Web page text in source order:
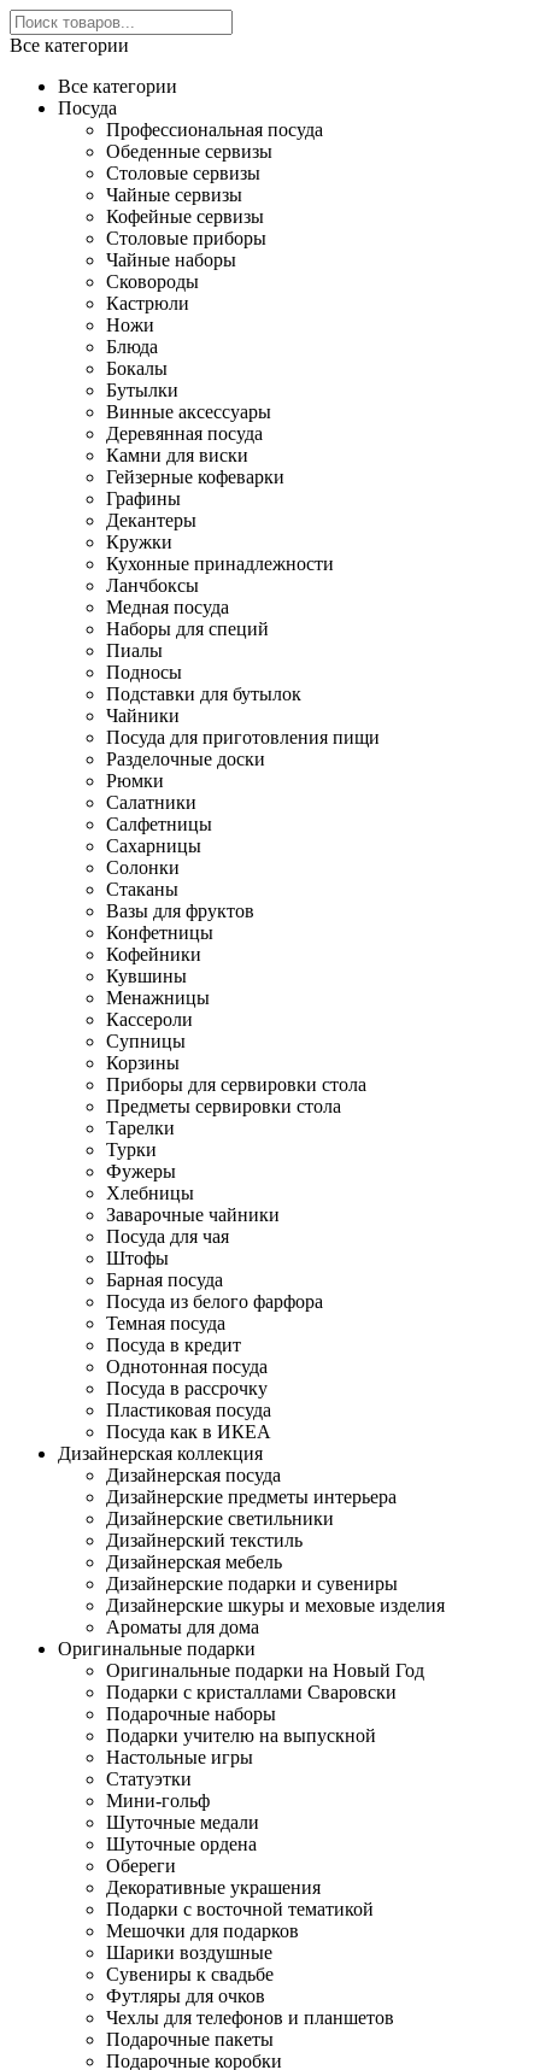
Все категории
Все категории
Посуда
Профессиональная посуда
Обеденные сервизы
Столовые сервизы
Чайные сервизы
Кофейные сервизы
Столовые приборы
Чайные наборы
Сковороды
Кастрюли
Ножи
Блюда
Бокалы
Бутылки
Винные аксессуары
Деревянная посуда
Камни для виски
Гейзерные кофеварки
Графины
Декантеры
Кружки
Кухонные принадлежности
Ланчбоксы
Медная посуда
Наборы для специй
Пиалы
Подносы
Подставки для бутылок
Чайники
Посуда для приготовления пищи
Разделочные доски
Рюмки
Салатники
Салфетницы
Сахарницы
Солонки
Стаканы
Вазы для фруктов
Конфетницы
Кофейники
Кувшины
Менажницы
Кассероли
Супницы
Корзины
Приборы для сервировки стола
Предметы сервировки стола
Тарелки
Турки
Фужеры
Хлебницы
Заварочные чайники
Посуда для чая
Штофы
Барная посуда
Посуда из белого фарфора
Темная посуда
Посуда в кредит
Однотонная посуда
Посуда в рассрочку
Пластиковая посуда
Посуда как в ИКЕА
Дизайнерская коллекция
Дизайнерская посуда
Дизайнерские предметы интерьера
Дизайнерские светильники
Дизайнерский текстиль
Дизайнерская мебель
Дизайнерские подарки и сувениры
Дизайнерские шкуры и меховые изделия
Ароматы для дома
Оригинальные подарки
Оригинальные подарки на Новый Год
Подарки с кристаллами Сваровски
Подарочные наборы
Подарки учителю на выпускной
Настольные игры
Статуэтки
Мини-гольф
Шуточные медали
Шуточные ордена
Обереги
Декоративные украшения
Подарки с восточной тематикой
Мешочки для подарков
Шарики воздушные
Сувениры к свадьбе
Футляры для очков
Чехлы для телефонов и планшетов
Подарочные пакеты
Подарочные коробки